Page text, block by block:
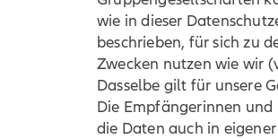
wie in dieser
beschrieben, für sich zu
Zwecken nutzen wie wir
Dasselbe gilt für unsere
Die Empfängerinnen
die Daten auch in